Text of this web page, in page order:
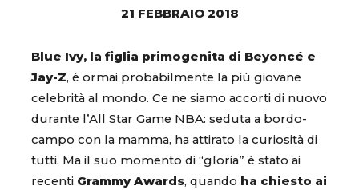
21 FEBBRAIO 2018
Blue Ivy, la figlia primogenita di Beyoncé e
Jay-Z, è ormai probabilmente la più giovane
celebrità al mondo. Ce ne siamo accorti di nuovo
durante l’All Star Game NBA: seduta a bordo-
campo con la mamma, ha attirato la curiosità di
tutti. Ma il suo momento di “gloria” è stato ai
recenti Grammy Awards, quando ha chiesto ai